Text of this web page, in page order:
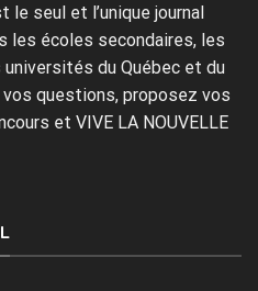
le seul et l’unique journal
les écoles secondaires, les
du Québec et du
vos questions, proposez vos
et VIVE LA NOUVELLE